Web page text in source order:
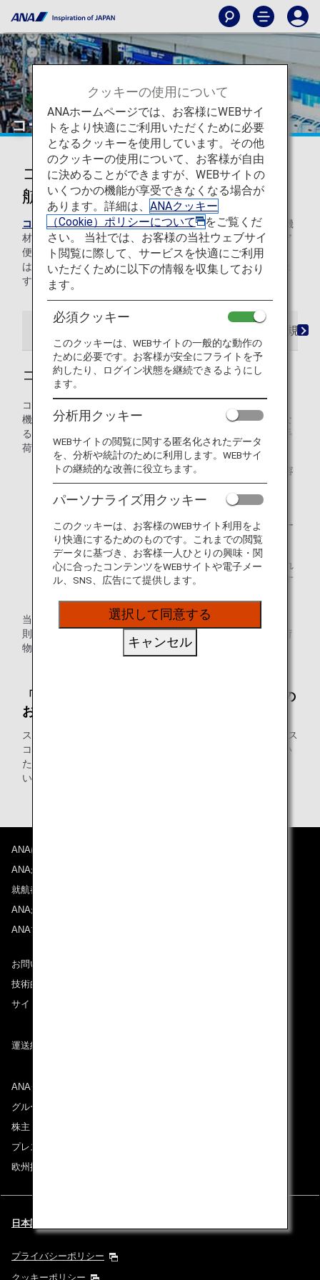
コードシェア便での手荷物
コードシェア便・他の航空会社運
航便での手荷物の取り扱い
コードシェア便 とは、ANA(NH)の便名で、提携航空会社の機
材および乗務員にて運航される便をいいます。コードシェア
便または他の航空会社による運航便が旅程に含まれる場合
は、他の航空会社の手荷物ルールが適用になる場合がありま
す。
IATA手荷物規則
コードシェア便での手荷物ルール
コードシェア便では、無料手荷物許容量・超過手荷物料金・
機内持ち込み手荷物・制限手荷物等について、ルールが異な
る場合があります。原則として、航空券に記載された無料手
荷物許容量が適用されます。
手荷物を預ける航空会社の規定により、無料手荷物許容
量が航空券に記載された内容と異なる場合があります。
詳しくは、各航空会社にご確認ください。
国際旅程に含まれる日本国内線は、国際線の手荷物ルー
ルが適用になります。
出発時刻までに、物品の空輸の可否について確認が取れ
ない場合は、運送のご依頼をお断りすることがあります
当ページのIATA手荷物規則 決議302号に記載されたIATA規
則、および米国・カナダ法令に準じて、どの航空会社の手荷
物ルールが適用になるかが決定します。
「スター アライアンス・ゴールド」メンバーの
お客様
スター アライアンス加盟航空会社またはスター アライアンス
コネクティングパートナーの運航便にご搭乗の際は、利用い
ただける
い。
ANAについて
ANAからのお知らせ
就航都市
ANAがお約束する体験
ANAマイレージクラブ
お問い合わせ
技術的なお問い合わせ（推奨環境）
サイトマップ
運送約款
ANAグループについて
グループ企業一覧
株主・投資家情報
プレスリリース
欧州採用情報
日本語 | United Kingdom (都市と言語を選択してください)
プライバシーポリシー
クッキーポリシー
クッキーの使用について
ANAホームページでは、お客様にWEBサイ
トをより快適にご利用いただくために必要
となるクッキーを使用しています。その他
のクッキーの使用について、お客様が自由
に決めることができますが、WEBサイトの
いくつかの機能が享受できなくなる場合が
あります。詳細は、 ANAクッキー
（Cookie）ポリシーについて
をご覧くだ
さい。 当社では、お客様の当社ウェブサイ
ト閲覧に際して、サービスを快適にご利用
いただくために以下の情報を収集しており
ます。
必須クッキー
このクッキーは、WEBサイトの一般的な動作の
ために必要です。お客様が安全にフライトを予
約したり、ログイン状態を継続できるようにし
ます。
分析用クッキー
WEBサイトの閲覧に関する匿名化されたデータ
を、分析や統計のために利用します。WEBサイ
トの継続的な改善に役立ちます。
パーソナライズ用クッキー
このクッキーは、お客様のWEBサイト利用をよ
り快適にするためのものです。これまでの閲覧
データに基づき、お客様一人ひとりの興味・関
心に合ったコンテンツをWEBサイトや電子メー
ル、SNS、広告にて提供します。
選択して同意する
キャンセル